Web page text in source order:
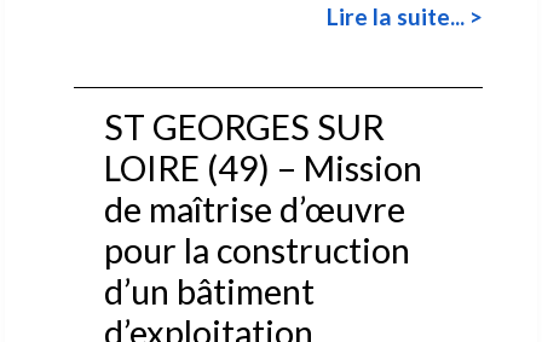
Lire la suite... >
ST GEORGES SUR
LOIRE (49) – Mission
de maîtrise d’œuvre
pour la construction
d’un bâtiment
d’exploitation